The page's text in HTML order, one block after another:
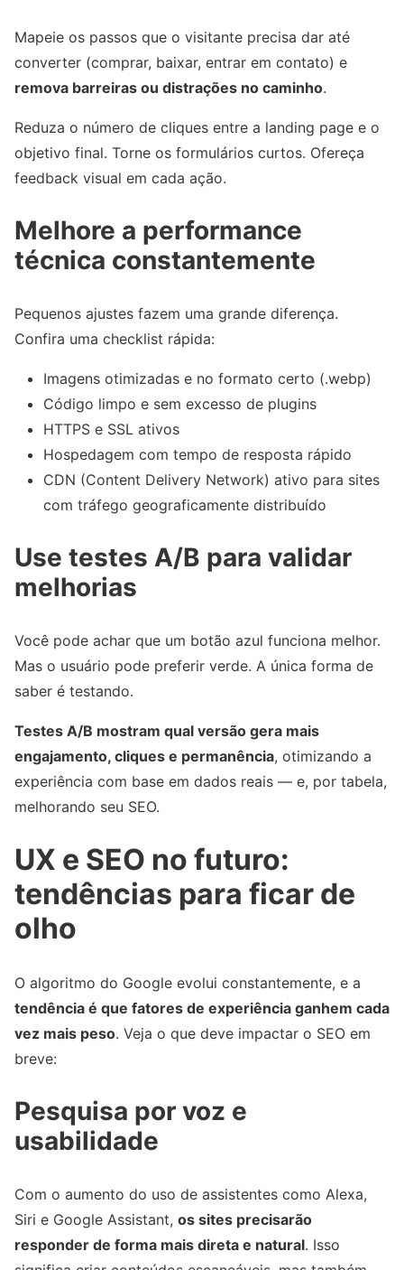
Mapeie os passos que o visitante precisa dar até
converter (comprar, baixar, entrar em contato) e
remova barreiras ou distrações no caminho.
Reduza o número de cliques entre a landing page e o
objetivo final. Torne os formulários curtos. Ofereça
feedback visual em cada ação.
Melhore a performance
técnica constantemente
Pequenos ajustes fazem uma grande diferença.
Confira uma checklist rápida:
Imagens otimizadas e no formato certo (.webp)
Código limpo e sem excesso de plugins
HTTPS e SSL ativos
Hospedagem com tempo de resposta rápido
CDN (Content Delivery Network) ativo para sites
com tráfego geograficamente distribuído
Use testes A/B para validar
melhorias
Você pode achar que um botão azul funciona melhor.
Mas o usuário pode preferir verde. A única forma de
saber é testando.
Testes A/B mostram qual versão gera mais
engajamento, cliques e permanência, otimizando a
experiência com base em dados reais — e, por tabela,
melhorando seu SEO.
UX e SEO no futuro:
tendências para ficar de
olho
O algoritmo do Google evolui constantemente, e a
tendência é que fatores de experiência ganhem cada
vez mais peso. Veja o que deve impactar o SEO em
breve:
Pesquisa por voz e
usabilidade
Com o aumento do uso de assistentes como Alexa,
Siri e Google Assistant, os sites precisarão
responder de forma mais direta e natural. Isso